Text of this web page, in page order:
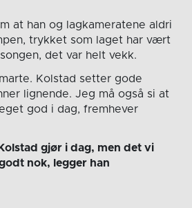
at han og lagkameratene aldri
trykket som laget har vært
det var helt vekk.
Kolstad setter gode
lignende. Jeg må også si at
god i dag, fremhever
gjør i dag, men det vi
nok, legger han